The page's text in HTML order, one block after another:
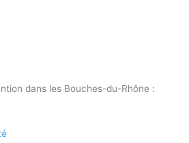
dans les Bouches-du-Rhône :